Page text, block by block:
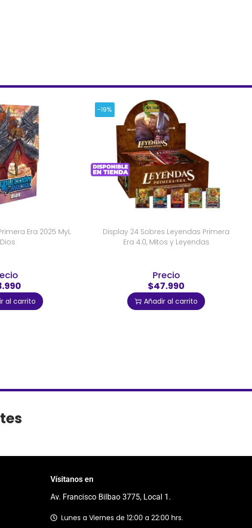
Era 2025 MyL
al carrito
-19%
Display 24 Sobres Leyendas Primera
Era 4.0, Mitos y Leyendas
Precio
$47.990
Añadir al carrito
Vísitanos en
Av. Francisco Bilbao 3775, Local 1.
Lunes a Viernes de 12:00 a 22:00 hrs.